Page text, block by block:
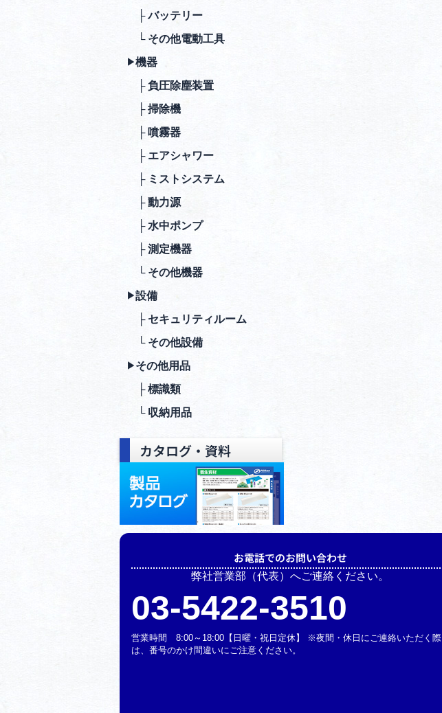
├ バッテリー
└ その他電動⼯具
▶︎機器
├ 負圧除塵装置
├ 掃除機
├ 噴霧器
├ エアシャワー
├ ミストシステム
├ 動⼒源
├ ⽔中ポンプ
├ 測定機器
└ その他機器
▶︎設備
├ セキュリティルーム
└ その他設備
▶︎ その他⽤品
├ 標識類
└ 収納⽤品
カタログ・資料
お電話でのお問い合わせ
弊社営業部（代表）へご連絡ください。
03-5422-3510
営業時間 8:00～18:00【日曜・祝日定休】 ※夜間・休日にご連絡いただく際
は、番号のかけ間違いにご注意ください。